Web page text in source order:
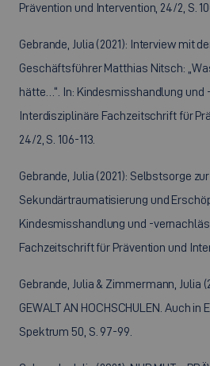
Prävention und Intervention, 24/2, S.
Gebrande, Julia (2021): Interview mit
Geschäftsführer Matthias Nitsch:
hätte…“. In: Kindesmisshandlung und
Interdisziplinäre Fachzeitschrift für
24/2, S. 106-113.
Gebrande, Julia (2021): Selbstsorge
Sekundärtraumatisierung und
Kindesmisshandlung und -
Fachzeitschrift für Prävention und
Gebrande, Julia & Zimmermann, Julia
GEWALT AN HOCHSCHULEN. Auch
Spektrum 50, S. 97-99.